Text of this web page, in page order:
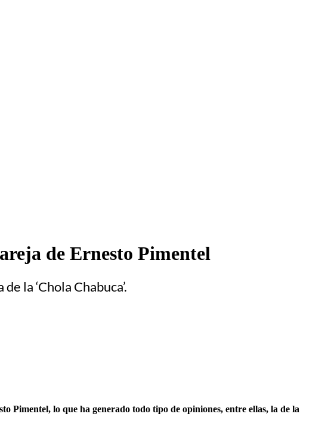
de Ernesto Pimentel
la ‘Chola Chabuca’.
Pimentel, lo que ha generado todo tipo de opiniones, entre ellas, la de la